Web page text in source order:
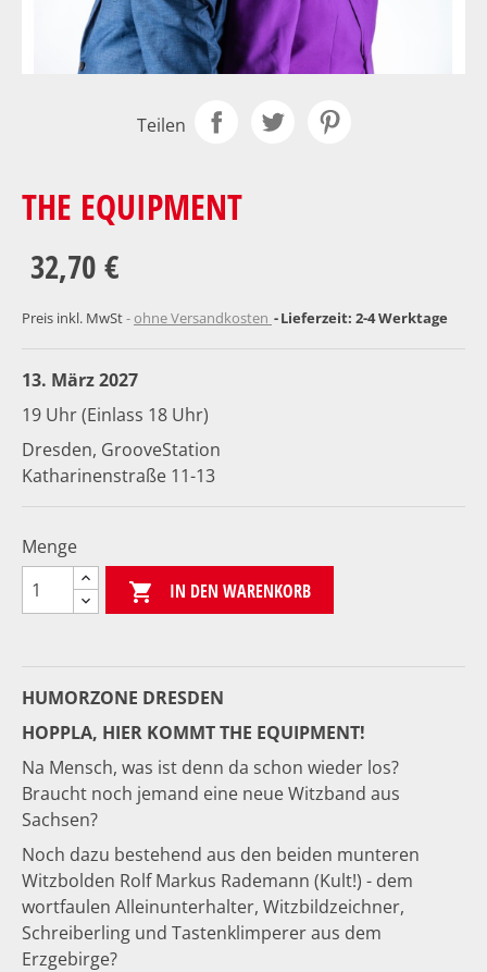
Teilen
THE EQUIPMENT
32,70 €
Preis inkl. MwSt ohne Versandkosten Lieferzeit: 2-4 Werktage
13. März 2027
19 Uhr (Einlass 18 Uhr)
Dresden, GrooveStation
Katharinenstraße 11-13
Menge
 IN DEN WARENKORB
HUMORZONE DRESDEN
HOPPLA, HIER KOMMT THE EQUIPMENT!
Na Mensch, was ist denn da schon wieder los?
Braucht noch jemand eine neue Witzband aus
Sachsen?
Noch dazu bestehend aus den beiden munteren
Witzbolden Rolf Markus Rademann (Kult!) - dem
wortfaulen Alleinunterhalter, Witzbildzeichner,
Schreiberling und Tastenklimperer aus dem
Erzgebirge?